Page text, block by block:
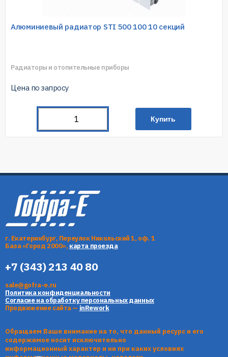
Алюминиевый радиатор STI 500 100 10 секций
Радиаторы и отопительные приборы
Цена по запросу
Купить
г. Екатеринбург, Переулок Никольский 1, оф. 1
База «Город 2000», карта проезда
+7 (343) 213 40 80
sale@gofra-e.ru
Политика конфиденциальности
Согласие на обработку персональных данных
Продвижение сайта — inRework
Обращаем Ваше внимание на то, что данный ресурс и его
содержимое носит исключительно
информационный характер и ни при каких условиях